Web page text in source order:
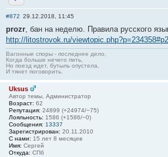
Отправить личное сообщение
#872 29.12.2018, 11:45
prozr, бан на неделю. Правила русского
http://litostrovok.ru/
Вагонные споры - последнее дело,
Когда больше нечего пить,
Но поезд идет, бутыль опустела,
И тянет поговорить.
Uksus
Автор темы, Администратор
Возраст: 62
Репутация: 24899 (+24974/−75)
Лояльность: 1586 (+1586/−0)
Сообщения: 13337
Зарегистрирован: 20.11.2010
С нами: 15 лет 8 месяцев
Имя: Сергей
Откуда: СПб